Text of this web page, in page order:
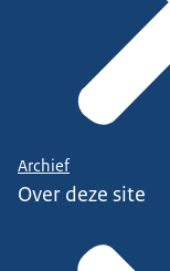
Archief
Over deze site